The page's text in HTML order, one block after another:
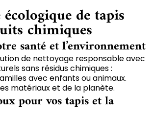
de tapis
chimiques
santé et l’environnement
de nettoyage responsable avec
sans résidus chimiques :
avec enfants ou animaux.
matériaux et de la planète.
pour vos tapis et la